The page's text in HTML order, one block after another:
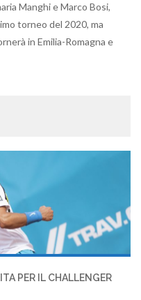
Manghi e Marco Bosi,
torneo del 2020, ma
in Emilia-Romagna e
PER IL CHALLENGER